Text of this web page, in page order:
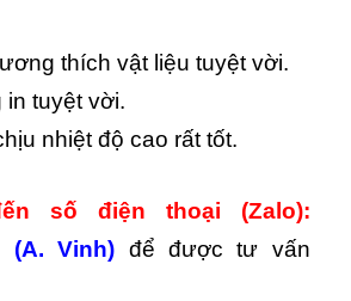
thích vật liệu tuyệt vời.
tuyệt vời.
nhiệt độ cao rất tốt.
số điện thoại (Zalo):
(A. Vinh) để được tư vấn